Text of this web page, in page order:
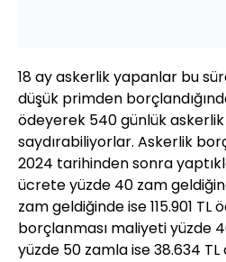
18 ay askerlik yapanlar bu
düşük primden
ödeyerek 540 günlük
saydırabiliyorlar. Askerlik
2024 tarihinden sonra
ücrete yüzde 40 zam
zam geldiğinde ise 115.901
borçlanması maliyeti yüzde
yüzde 50 zamla ise 38.634 TL